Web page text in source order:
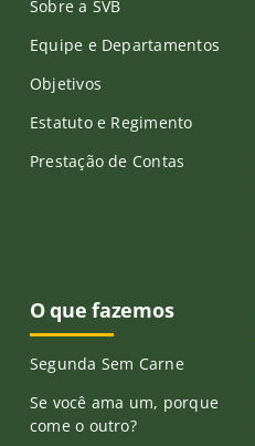
Sobre a SVB
Equipe e Departamentos
Objetivos
Estatuto e Regimento
Prestação de Contas
O que fazemos
Segunda Sem Carne
Se você ama um, porque
come o outro?